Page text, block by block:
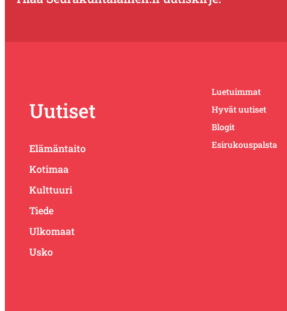
Uutiset
Elämäntaito
Kotimaa
Kulttuuri
Tiede
Ulkomaat
Usko
Luetuimmat
Hyvät uutiset
Blogit
Esirukouspalsta